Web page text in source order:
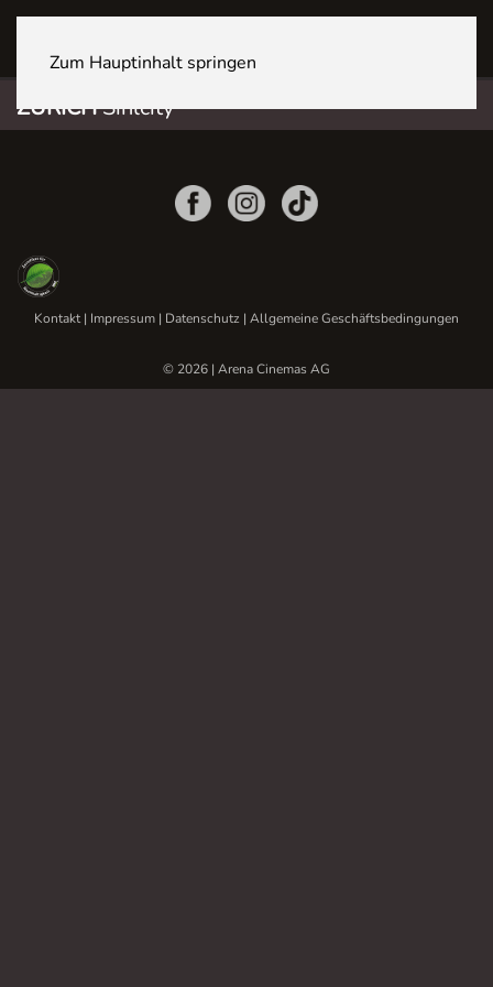
Zum Hauptinhalt springen
ZÜRICHSihlcity
Kontakt| Impressum | Datenschutz | Allgemeine Geschäftsbedingungen
© 2026 | Arena Cinemas AG